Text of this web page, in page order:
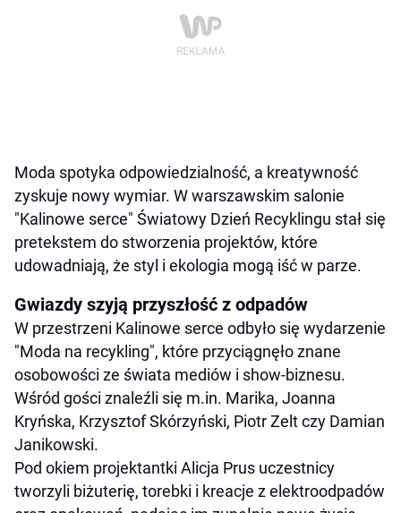
Moda spotyka odpowiedzialność, a kreatywność
zyskuje nowy wymiar. W warszawskim salonie
"Kalinowe serce" Światowy Dzień Recyklingu stał się
pretekstem do stworzenia projektów, które
udowadniają, że styl i ekologia mogą iść w parze.
Gwiazdy szyją przyszłość z odpadów
W przestrzeni Kalinowe serce odbyło się wydarzenie
"Moda na recykling", które przyciągnęło znane
osobowości ze świata mediów i show-biznesu.
Wśród gości znaleźli się m.in. Marika, Joanna
Kryńska, Krzysztof Skórzyński, Piotr Zelt czy Damian
Janikowski.
Pod okiem projektantki Alicja Prus uczestnicy
tworzyli biżuterię, torebki i kreacje z elektroodpadów